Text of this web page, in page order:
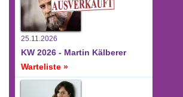
25.11.2026
KW 2026 - Martin Kälberer
Warteliste »